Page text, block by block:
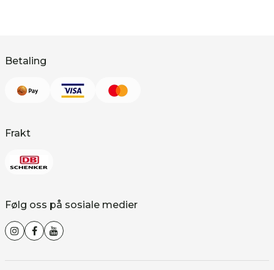
Betaling
Frakt
Følg oss på sosiale medier